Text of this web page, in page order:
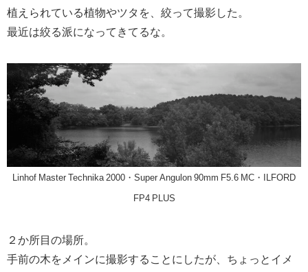
植えられている植物やツタを、絞って撮影した。
最近は絞る派になってきてるな。
Linhof Master Technika 2000・Super Angulon 90mm F5.6 MC・ILFORD
FP4 PLUS
２か所目の場所。
手前の木をメインに撮影することにしたが、ちょっとイメ